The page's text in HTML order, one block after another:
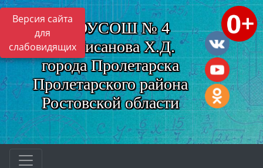
Версия сайта
для
слабовидящих
МБОУСОШ № 4
им. Нисанова Х.Д.
города Пролетарска
Пролетарского района
Ростовской области